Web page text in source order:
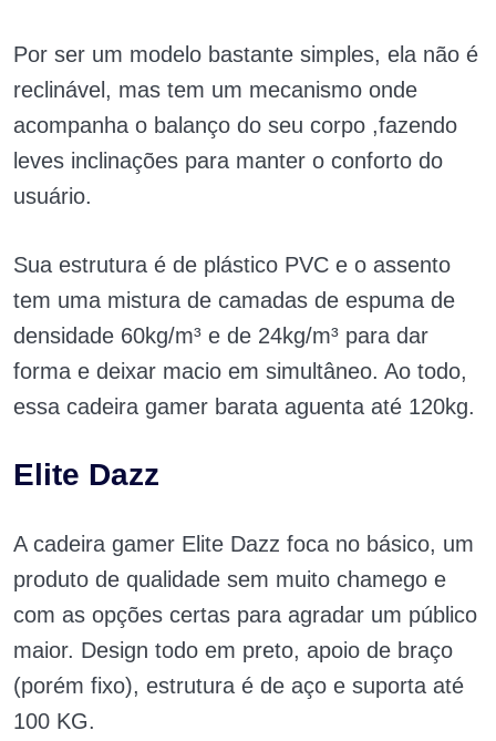
Por ser um modelo bastante simples, ela não é
reclinável, mas tem um mecanismo onde
acompanha o balanço do seu corpo ,fazendo
leves inclinações para manter o conforto do
usuário.
Sua estrutura é de plástico PVC e o assento
tem uma mistura de camadas de espuma de
densidade 60kg/m³ e de 24kg/m³ para dar
forma e deixar macio em simultâneo. Ao todo,
essa cadeira gamer barata aguenta até 120kg.
Elite Dazz
A cadeira gamer Elite Dazz foca no básico, um
produto de qualidade sem muito chamego e
com as opções certas para agradar um público
maior. Design todo em preto, apoio de braço
(porém fixo), estrutura é de aço e suporta até
100 KG.